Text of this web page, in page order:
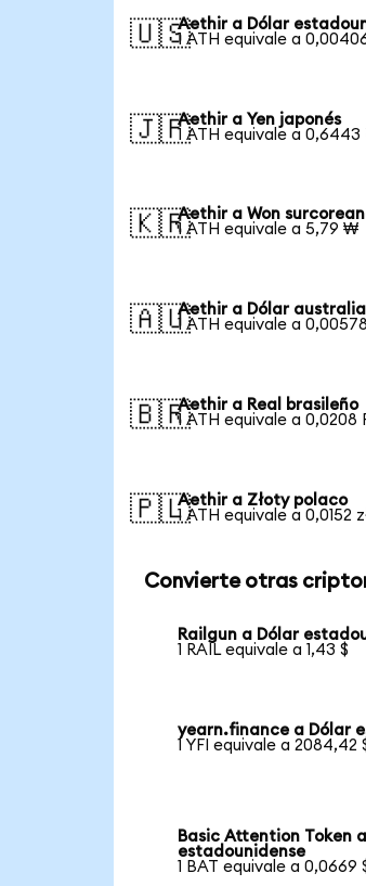
🇺🇸Aethir a Dólar
1 ATH equivale a
🇯🇵Aethir a Yen japonés
1 ATH equivale a 0,6443
🇰🇷Aethir a Won
1 ATH equivale a 5,79 ₩
🇦🇺Aethir a Dólar
1 ATH equivale a
🇧🇷Aethir a Real brasileño
1 ATH equivale a 0,0208
🇵🇱Aethir a Złoty polaco
1 ATH equivale a 0,0152
Convierte otras
Railgun a Dólar
1 RAIL equivale a 1,43 $
yearn.finance a Dólar
1 YFI equivale a 2084,42
Basic Attention Token
estadounidense
1 BAT equivale a 0,0669